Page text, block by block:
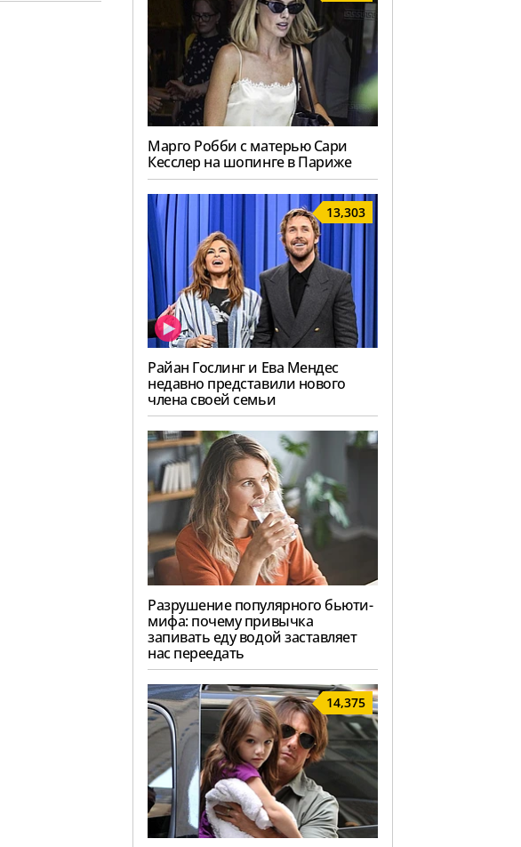
Марго Робби с матерью Сари
Кесслер на шопинге в Париже
13,303
Райан Гослинг и Ева Мендес
недавно представили нового
члена своей семьи
Разрушение популярного бьюти-
мифа: почему привычка
запивать еду водой заставляет
нас переедать
14,375